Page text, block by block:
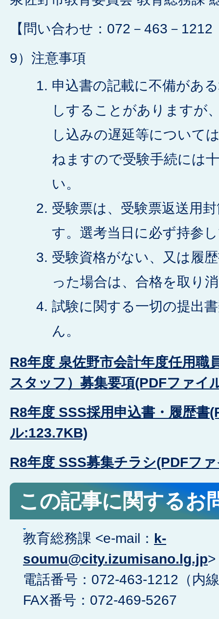
【問い合わせ：072－463－
9）注意事項
申込書の記載に不備があ
しすることがありますが
し込みの遅延等について
ねますので受験手続には
い。
受験票は、受験票返送用
す。選考当日に必ず持参
受験資格がない、又は履
った場合は、合格を取り
試験に関する一切の提出
ん。
R8年度 泉佐野市会計年度任用職
スタッフ）募集要項(PDFファイ
R8年度 SSS採用申込書・履歴書
ル:123.7KB)
R8年度 SSS募集チラシ(PDFフ
この記事に関するお
教育総務課 <e-mail： k-
soumu@city.izumisano.lg.jp>
電話番号：072-463-1212（内
FAX番号：072-469-5267